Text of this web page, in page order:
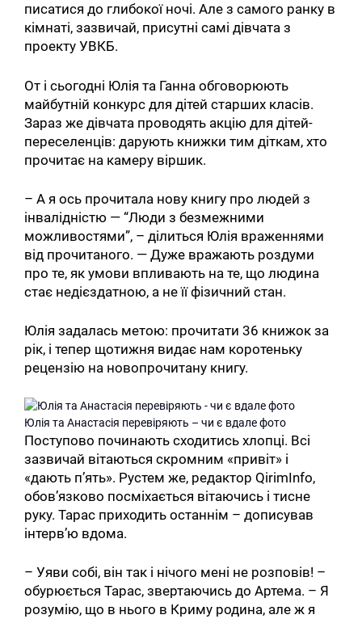
писатися до глибокої ночі. Але з самого ранку в
кімнаті, зазвичай, присутні самі дівчата з
проекту УВКБ.
От і сьогодні Юлія та Ганна обговорюють
майбутній конкурс для дітей старших класів.
Зараз же дівчата проводять акцію для дітей-
переселенців: дарують книжки тим діткам, хто
прочитає на камеру віршик.
– А я ось прочитала нову книгу про людей з
інвалідністю — “Люди з безмежними
можливостями”, – ділиться Юлія враженнями
від прочитаного. — Дуже вражають роздуми
про те, як умови впливають на те, що людина
стає недієздатною, а не її фізичний стан.
Юлія задалась метою: прочитати 36 книжок за
рік, і тепер щотижня видає нам коротеньку
рецензію на новопрочитану книгу.
Юлія та Анастасія перевіряють – чи є вдале фото
Поступово починають сходитись хлопці. Всі
зазвичай вітаються скромним «привіт» і
«дають п’ять». Рустем же, редактор QirimInfo,
обов’язково посміхається вітаючись і тисне
руку. Тарас приходить останнім – дописував
інтерв’ю вдома.
– Уяви собі, він так і нічого мені не розповів! –
обурюється Тарас, звертаючись до Артема. – Я
розумію, що в нього в Криму родина, але ж я